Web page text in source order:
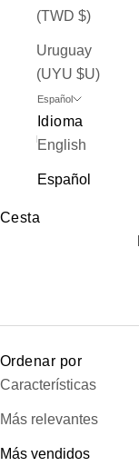
(TWD $)
Uruguay
(UYU $U)
Español
Idioma
English
Español
Cesta
Ordenar por
Características
Más relevantes
Más vendidos